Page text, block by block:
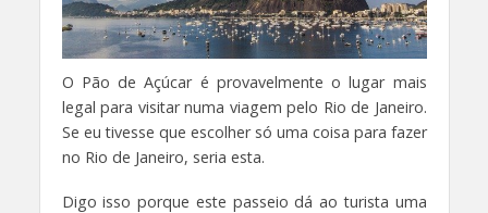
O Pão de Açúcar é provavelmente o lugar mais
legal para visitar numa viagem pelo Rio de Janeiro.
Se eu tivesse que escolher só uma coisa para fazer
no Rio de Janeiro, seria esta.
Digo isso porque este passeio dá ao turista uma